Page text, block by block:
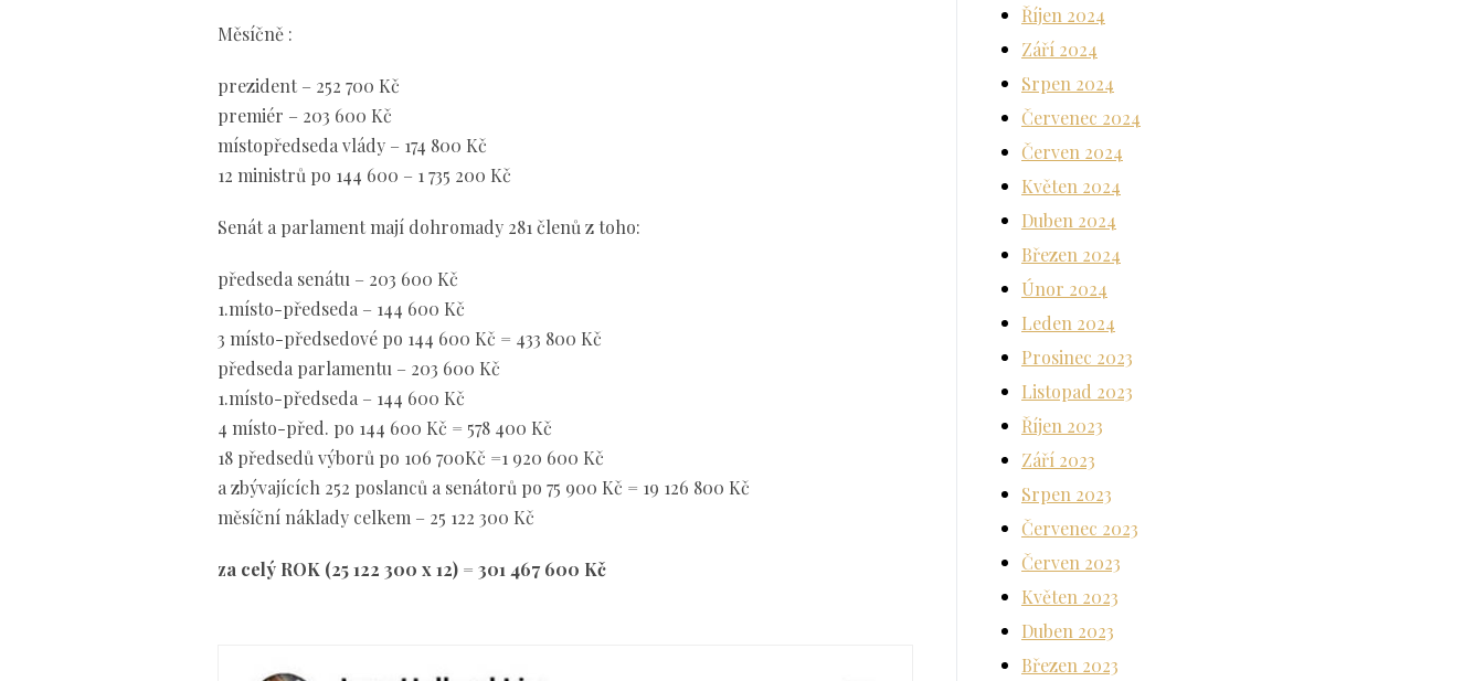
Měsíčně :
prezident – 252 700 Kč
premiér – 203 600 Kč
místopředseda vlády – 174 800 Kč
12 ministrů po 144 600 – 1 735 200 Kč
Senát a parlament mají dohromady 281 členů z toho:
předseda senátu – 203 600 Kč
1.místo-předseda – 144 600 Kč
3 místo-předsedové po 144 600 Kč = 433 800 Kč
předseda parlamentu – 203 600 Kč
1.místo-předseda – 144 600 Kč
4 místo-před. po 144 600 Kč = 578 400 Kč
18 předsedů výborů po 106 700Kč =1 920 600 Kč
a zbývajících 252 poslanců a senátorů po 75 900 Kč = 19 126 800 Kč
měsíční náklady celkem – 25 122 300 Kč
za celý ROK (25 122 300 x 12) = 301 467 600 Kč
Říjen 2024
Září 2024
Srpen 2024
Červenec 2024
Červen 2024
Květen 2024
Duben 2024
Březen 2024
Únor 2024
Leden 2024
Prosinec 2023
Listopad 2023
Říjen 2023
Září 2023
Srpen 2023
Červenec 2023
Červen 2023
Květen 2023
Duben 2023
Březen 2023